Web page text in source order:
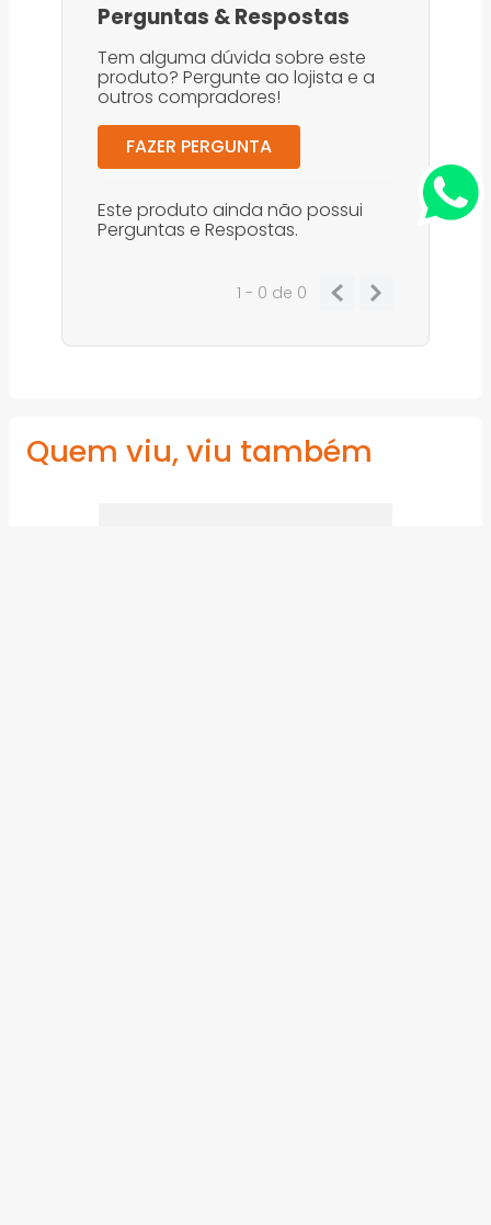
Perguntas &Respostas
Tem alguma dúvida sobre este
produto? Pergunte ao lojista e a
outros compradores!
FAZER PERGUNTA
Este produto ainda não possui
Perguntas e Respostas.
1 - 0 de 0
Quem viu, viu também